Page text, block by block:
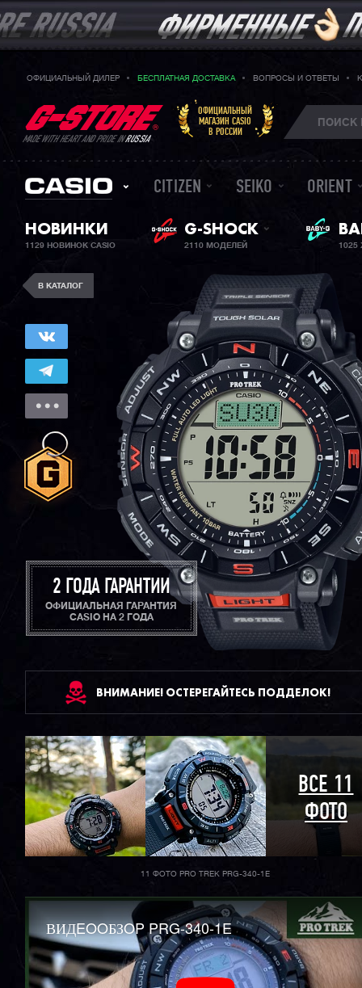
ОФИЦИАЛЬНЫЙ ДИЛЕР БЕСПЛАТНАЯ ДОСТАВКА ВОПРОСЫ И ОТВЕТЫ
MADE WITH HEART AND PRIDE INRUSSIA
ОФИЦИАЛЬНЫЙ
МАГАЗИН CASIO
В РОССИИ
CITIZEN SEIKO ORIENT
НОВИНКИ
1129 НОВИНОК CASIO
G-SHOCK
2110 МОДЕЛЕЙ
В КАТАЛОГ
2 ГОДА ГАРАНТИИ
ОФИЦИАЛЬНАЯ ГАРАНТИЯ
CASIO НА 2 ГОДА
ВНИМАНИЕ! ОСТЕРЕГАЙТЕСЬ ПОДДЕЛОК!
ВСЕ 11
ФОТО
11 ФОТО PRO TREK PRG-340-1E
ВИДEOOБЗOP PRG-340-1E